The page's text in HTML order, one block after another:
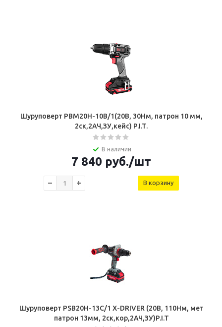
Шуруповерт PBM20H-10B/1(20В, 30Нм, патрон 10 мм,
2ск,2АЧ,ЗУ,кейс) P.I.T.
В наличии
7 840 руб./шт
В корзину
Шуруповерт PSB20H-13C/1 X-DRIVER (20В, 110Нм, мет
патрон 13мм, 2ск,кор,2АЧ,ЗУ)P.I.T